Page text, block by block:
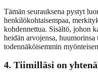
Tämän seurauksena pystyt
henkilökohtaisempaa,
kohdennettua. Sisältö, johon
heidän arvojensa,
todennäköisemmin
4. Tiimilläsi on